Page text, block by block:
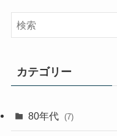
カテゴリー
80年代 (7)